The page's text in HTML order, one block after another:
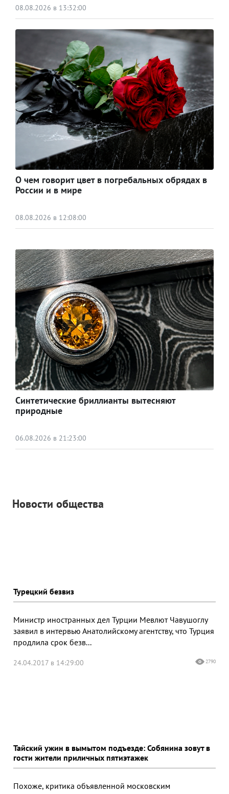
08.08.2026 в 13:32:00
О чем говорит цвет в погребальных обрядах в
России и в мире
08.08.2026 в 12:08:00
Синтетические бриллианты вытесняют
природные
06.08.2026 в 21:23:00
Новости общества
Турецкий безвиз
Министр иностранных дел Турции Мевлют Чавушоглу
заявил в интервью Анатолийскому агентству, что Турция
продлила срок безв...
24.04.2017 в 14:29:00 2790
Тайский ужин в вымытом подъезде: Собянина зовут в
гости жители приличных пятиэтажек
Похоже, критика объявленной московским